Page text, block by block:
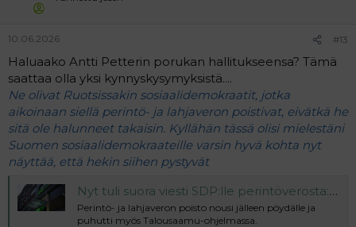
10.06.2026 #13
Haluaako Antti Petterin porukan hallitukseensa? Tämä
saattaa olla yksi kynnyskysymyksistä....
Ne olivat Ruotsissakin sosiaalidemokraatit, jotka
aikoinaan siellä perintö- ja lahjaveron poistivat, eivätkä he
sitä ole halunneet takaisin. Kyllähän tässä olisi mielestäni
Suomen sosiaalidemokraateille varsin hyvä kohta nyt
näyttää, että hekin siihen pystyvät
Nyt tuli suora viesti SDP:lle perintöverosta: ”Ruotsissakin poistivat”
Perintö- ja lahjaveron poisto nousi jälleen pöydälle ja
puhutti myös Talousaamu-ohjelmassa.